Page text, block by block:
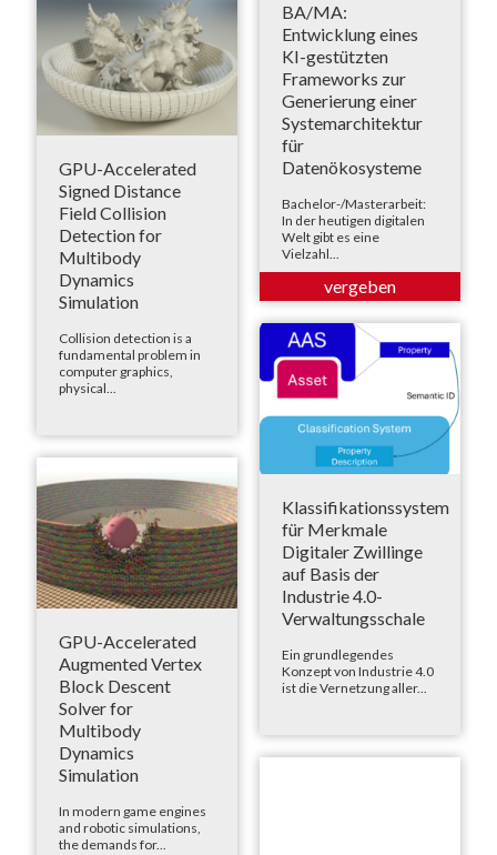
BA/MA:
Entwicklung eines
KI-gestützten
Frameworks zur
Generierung einer
Systemarchitektur
für
Datenökosysteme
Bachelor-/Masterarbeit:
In der heutigen digitalen
Welt gibt es eine
Vielzahl...
GPU-Accelerated
Signed Distance
Field Collision
Detection for
Multibody
Dynamics
Simulation
Collision detection is a
fundamental problem in
computer graphics,
physical...
Klassifikationssystem
für Merkmale
Digitaler Zwillinge
auf Basis der
Industrie 4.0-
Verwaltungsschale
Ein grundlegendes
Konzept von Industrie 4.0
ist die Vernetzung aller...
GPU-Accelerated
Augmented Vertex
Block Descent
Solver for
Multibody
Dynamics
Simulation
In modern game engines
and robotic simulations,
the demands for...